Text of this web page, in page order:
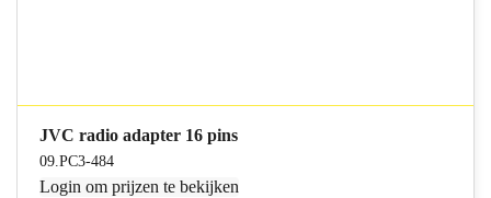
JVC radio adapter 16 pins
09.PC3-484
Login om prijzen te bekijken